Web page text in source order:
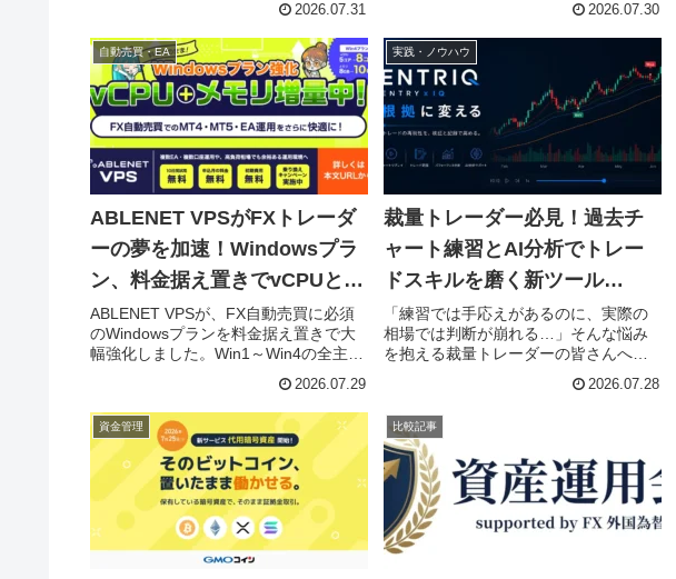
特にFXトレーダーの皆さんにとって、
AIを賢く使いこなすためのヒントと、
そのリスク管理の重要性について深掘
りします。
2026.07.31
った重要イベントを前に、年末のドル
円が165円前後になると予測する注目の
動画を公開しました！為替介入の効果
や米中間選挙のリスクまで、プロの視
点から分かりやすく解説されていま
す。
2026.07.30
自動売買・EA
ABLENET VPSがFXトレーダ
ーの夢を加速！Windowsプラ
ン、料金据え置きでvCPUとメ
モリが大幅強化！
ABLENET VPSが、FX自動売買に必須
のWindowsプランを料金据え置きで大
幅強化しました。Win1～Win4の全主要
はvCPUが8コアにパワーアップ！
MT4/MT5や複数のEAを快適に運用した
いトレーダー必見のアップデートで
す。無料試用やお得なキャンペーンも
継続中！
2026.07.29
実践・ノウハウ
裁量トレーダー必見！過去チ
ャート練習とAI分析でトレー
ドスキルを磨く新ツール
「ENTRIQ」が登場！
「練習では手応えがあるのに、実際の
相場では判断が崩れる…」そんな悩み
を抱える裁量トレーダーの皆さんへ朗
復練習できる新ツール「ENTRIQ（エン
トリック）」がリリースされました。
チャートリプレイ、トレード記録、AI
分析が一つになったこのWebツール
は、あなたのトレードを次のレベルへ
と導くでしょう。
2026.07.28
資金管理 比較記事